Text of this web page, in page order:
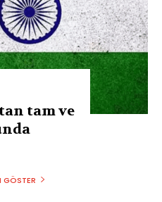
tam ve
GÖSTER